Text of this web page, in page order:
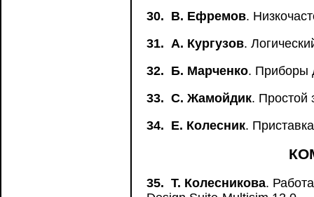
30. В. Ефремов.
31. А. Кургузов.
32. Б. Марченко. Приборы
33. С. Жамойдик. Простой
34. Е. Колесник.
35. Т. Колесникова.